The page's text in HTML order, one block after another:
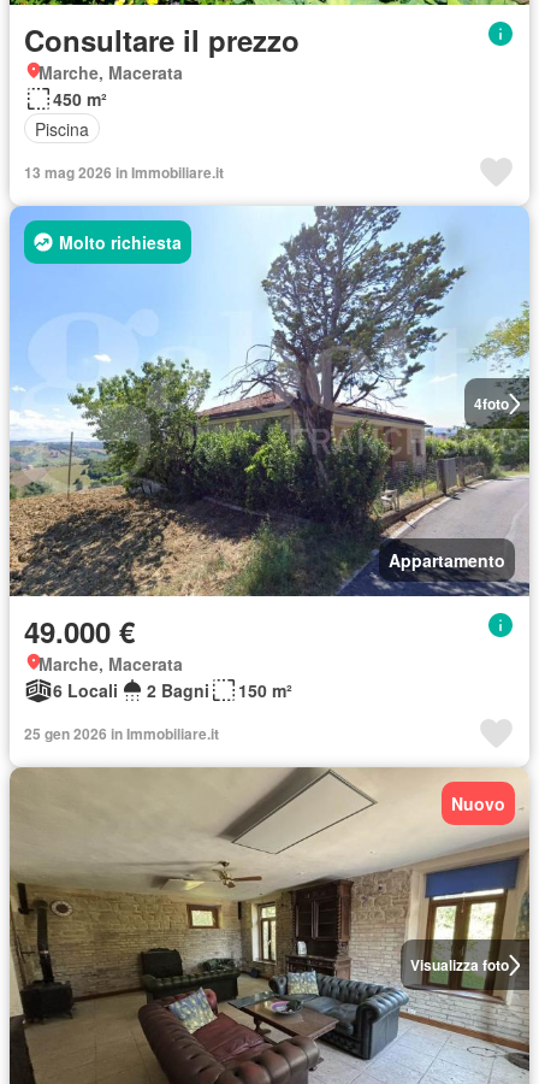
Consultare il prezzo
Marche, Macerata
450 m²
Piscina
13 mag 2026 in Immobiliare.it
4foto
Molto richiesta
Appartamento
49.000 €
Marche, Macerata
6 Locali
2 Bagni 150 m²
25 gen 2026 in Immobiliare.it
Visualizza foto
Nuovo